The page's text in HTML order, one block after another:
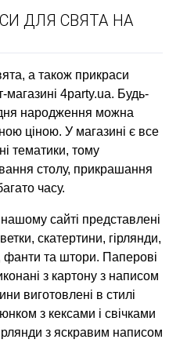
ДЛЯ СВЯТА НА
а також прикраси
магазині 4party.ua. Будь-
дня народження можна
ціною. У магазині є все
тематики, тому
столу, прикрашання
часу.
сайті представлені
скатертини, гірлянди,
фанти та штори. Паперові
з картону з написом
виготовлені в стилі
з кексами і свічками
з яскравим написом